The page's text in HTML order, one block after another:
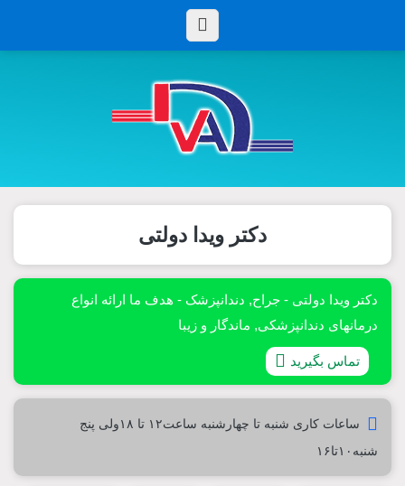
دکتر ویدا دولتی
دکتر ویدا دولتی - جراح, دندانپزشک - هدف ما ارائه انواع
درمانهای دندانپزشکی, ماندگار و زیبا
تماس بگیرید
ساعات کاری شنبه تا چهارشنبه ساعت۱۲ تا ۱۸ولی پنج
شنبه۱۰تا۱۶